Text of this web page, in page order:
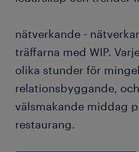
nätverkande -
träffarna med WIP.
olika stunder för
relationsbyggande,
välsmakande middag
restaurang.